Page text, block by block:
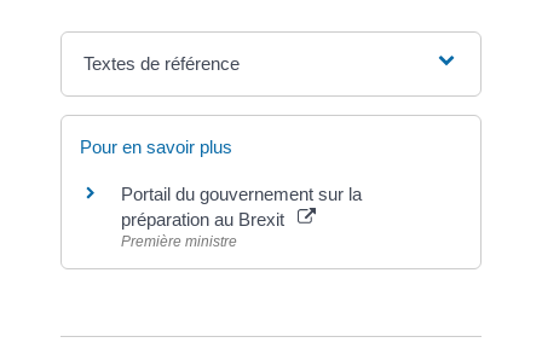
Textes de référence
Pour en savoir plus
Portail du gouvernement sur la
préparation au Brexit
Première ministre